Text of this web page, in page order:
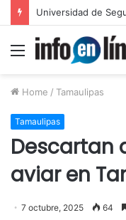
Menu
Home / Tamaulipas
Tamaulipas
Descartan
aviar en
7 octubre, 2025 64